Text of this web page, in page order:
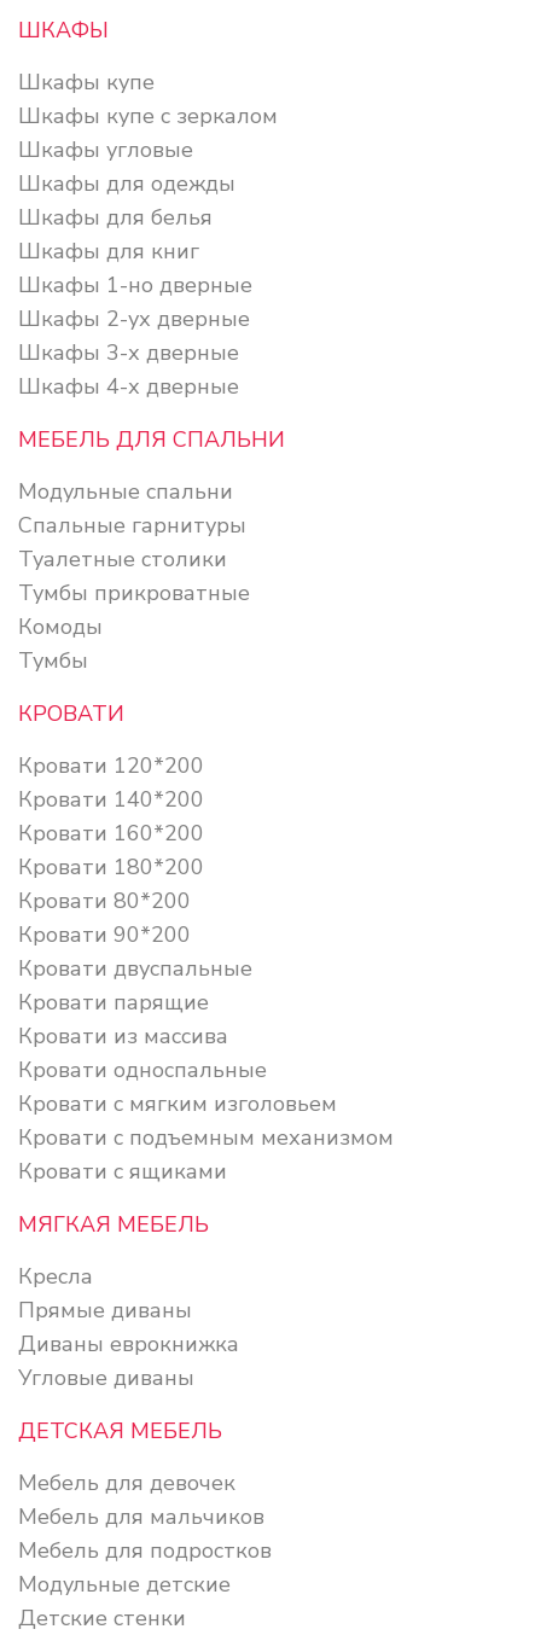
ШКАФЫ
Шкафы купе
Шкафы купе с зеркалом
Шкафы угловые
Шкафы для одежды
Шкафы для белья
Шкафы для книг
Шкафы 1-но дверные
Шкафы 2-ух дверные
Шкафы 3-х дверные
Шкафы 4-х дверные
МЕБЕЛЬ ДЛЯ СПАЛЬНИ
Модульные спальни
Спальные гарнитуры
Туалетные столики
Тумбы прикроватные
Комоды
Тумбы
КРОВАТИ
Кровати 120*200
Кровати 140*200
Кровати 160*200
Кровати 180*200
Кровати 80*200
Кровати 90*200
Кровати двуспальные
Кровати парящие
Кровати из массива
Кровати односпальные
Кровати с мягким изголовьем
Кровати с подъемным механизмом
Кровати с ящиками
МЯГКАЯ МЕБЕЛЬ
Кресла
Прямые диваны
Диваны еврокнижка
Угловые диваны
ДЕТСКАЯ МЕБЕЛЬ
Мебель для девочек
Мебель для мальчиков
Мебель для подростков
Модульные детские
Детские стенки